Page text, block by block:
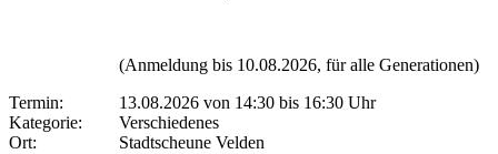
(Anmeldung bis 10.08.2026, für alle Generationen)
Termin:
13.08.2026 von 14:30 bis 16:30 Uhr
Kategorie:
Verschiedenes
Ort:
Stadtscheune Velden